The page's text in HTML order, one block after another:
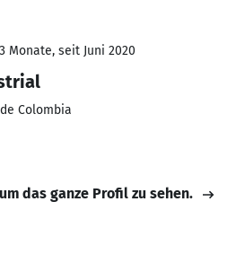
Monate, seit Juni 2020
Colombia
das ganze Profil zu sehen.